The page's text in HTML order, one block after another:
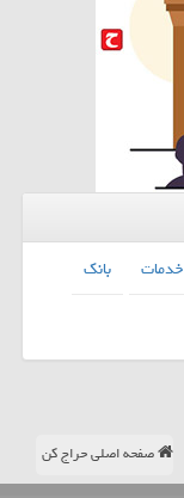
خدمات
بانك
صفحه اصلی حراج کن